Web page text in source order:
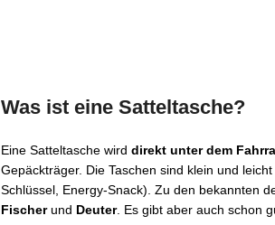
Was ist eine Satteltasche?
Eine Satteltasche wird direkt unter dem
Gepäckträger. Die Taschen sind klein und
Schlüssel, Energy-Snack). Zu den bekannten
Fischerund Deuter. Es gibt aber auch schon